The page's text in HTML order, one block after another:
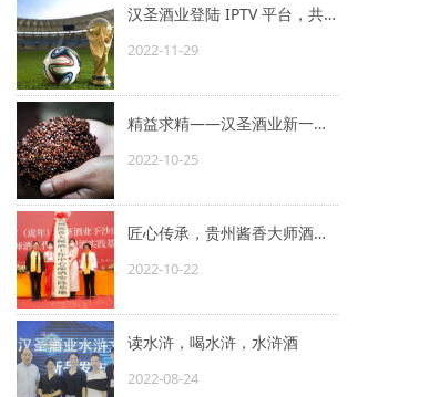
汉圣酒业登陆 IPTV 平台，共赴足球狂欢时刻
2022-11-29
精益求精——汉圣酒业新一轮下沙
2022-10-25
匠心传承，贵州酱香大师酒工作中心酿酒实践基地挂牌汉圣酒业
2022-10-22
读水浒，喝水浒，水浒酒
2022-08-24